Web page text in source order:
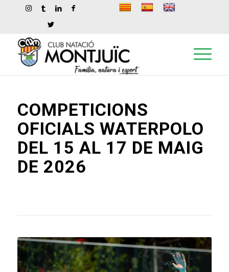
COMPETICIONS
OFICIALS WATERPOLO
DEL 15 AL 17 DE MAIG
DE 2026